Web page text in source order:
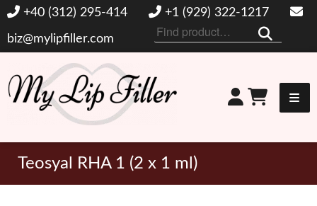
+40 (312) 295-414 +1 (929) 322-1217
biz@mylipfiller.com
Buscar
por:
Mi relleno de labios
Teosyal RHA 1 (2 x 1 ml)